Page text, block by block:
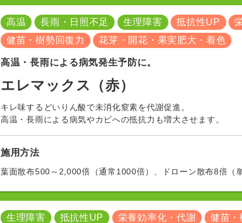
高温 長雨・日照不足 生理障害 抵抗性UP
健苗・樹勢回復力
花芽・開花・果実肥大・着色
高温・長雨による病気発生予防に。
エレマックス（赤）
キレ味するどいりん酸で未消化窒素を代謝促進。
高温・長雨による病気やカビへの抵抗力も増大させます。
施用方法
葉面散布500～2,000倍（通常1000倍）、ドローン散布8倍（
生理障害 抵抗性UP 栄養効率化・代謝 健苗・